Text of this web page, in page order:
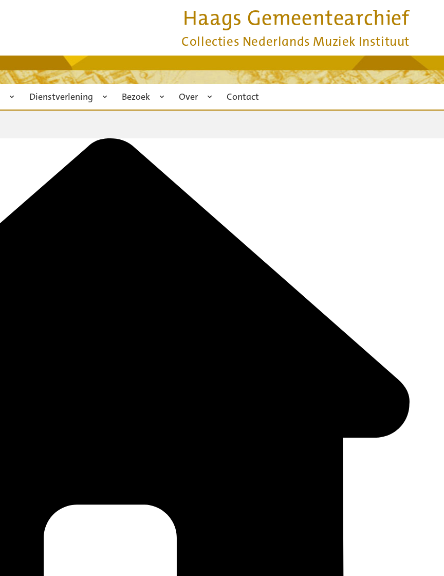
Haags Gemeentearchief
Collecties Nederlands Muziek Instituut
Dienstverlening Bezoek Over Contact